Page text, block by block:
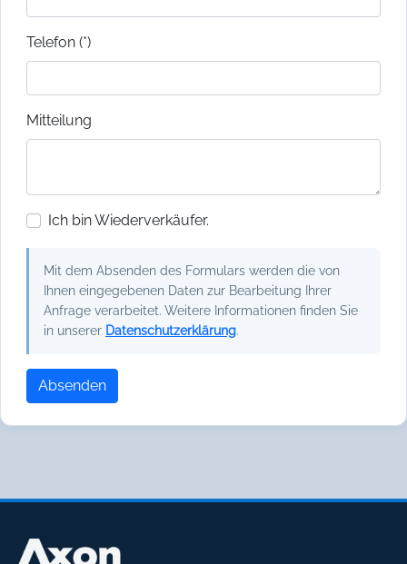
Telefon (*)
Mitteilung
Ich bin Wiederverkäufer.
Mit dem Absenden des Formulars werden die von
Ihnen eingegebenen Daten zur Bearbeitung Ihrer
Anfrage verarbeitet. Weitere Informationen finden Sie
in unserer Datenschutzerklärung.
Absenden